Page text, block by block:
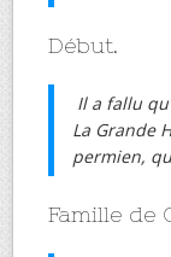
Début.
Il a fallu
La Grande
permien,
Famille de